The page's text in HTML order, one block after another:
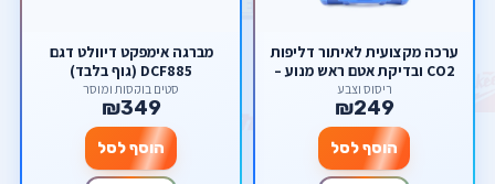
ערכה מקצועית לאיתור דליפות
CO2 ובדיקת אטם ראש מנוע –
אוניברסלית מבית סקורפיון
ריסוס וצבע
₪249
הוסף לסל
מברגה אימפקט דיוולט דגם
DCF885 (גוף בלבד)
סטים בוקסות ומוסך
₪349
הוסף לסל